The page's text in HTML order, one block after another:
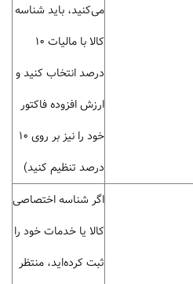
می‌کنید، باید شناسه
کالا با مالیات 10
درصد انتخاب کنید و
ارزش افزوده فاکتور
خود را نیز بر روی 10
درصد تنظیم کنید)
اگر شناسه اختصاصی
کالا یا خدمات خود را
ثبت کرده‌اید، منتظر